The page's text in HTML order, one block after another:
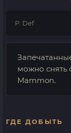
P. Def
можно
Mammon.
ГДЕ ДОБЫТЬ